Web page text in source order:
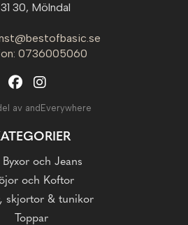
30, Mölndal
0736005060
av andEverywhere
och Jeans
och Koftor
skjortor & tunikor
Toppar